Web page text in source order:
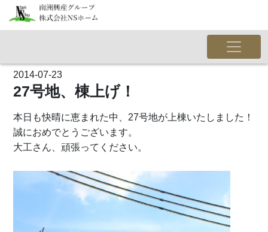
2014-07-23
27号地、棟上げ！
本日も快晴に恵まれた中、27号地が上棟いたしました！
誠におめでとうございます。
大工さん、頑張ってください。